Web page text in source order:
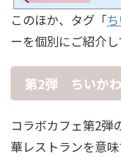
このほか、タグ「
ーを個別にご紹介し
第2弾 ちいか
コラボカフェ第2弾
華レストランを意味